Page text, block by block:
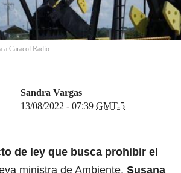
a Caracol Radio
Sandra Vargas
13/08/2022 - 07:39 GMT-5
de ley que busca prohibir el
ministra de Ambiente, Susana